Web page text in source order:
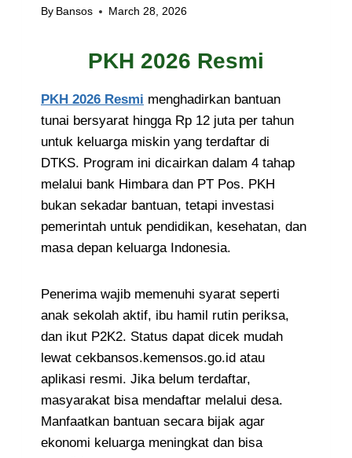
By Bansos March 28, 2026
PKH 2026 Resmi
PKH 2026 Resmi menghadirkan bantuan
tunai bersyarat hingga Rp 12 juta per tahun
untuk keluarga miskin yang terdaftar di
DTKS. Program ini dicairkan dalam 4 tahap
melalui bank Himbara dan PT Pos. PKH
bukan sekadar bantuan, tetapi investasi
pemerintah untuk pendidikan, kesehatan, dan
masa depan keluarga Indonesia.
Penerima wajib memenuhi syarat seperti
anak sekolah aktif, ibu hamil rutin periksa,
dan ikut P2K2. Status dapat dicek mudah
lewat cekbansos.kemensos.go.id atau
aplikasi resmi. Jika belum terdaftar,
masyarakat bisa mendaftar melalui desa.
Manfaatkan bantuan secara bijak agar
ekonomi keluarga meningkat dan bisa